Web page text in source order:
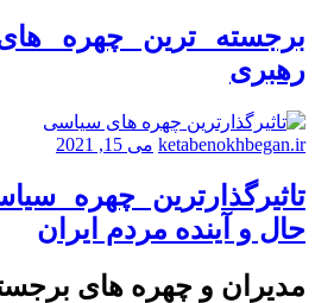
برجسته ترین چهره
رهبری
ketabenokhbegan.ir می 15, 2021
تاثیرگذارترین چهره
حال و آینده مردم ایران
مدیران و چهره های